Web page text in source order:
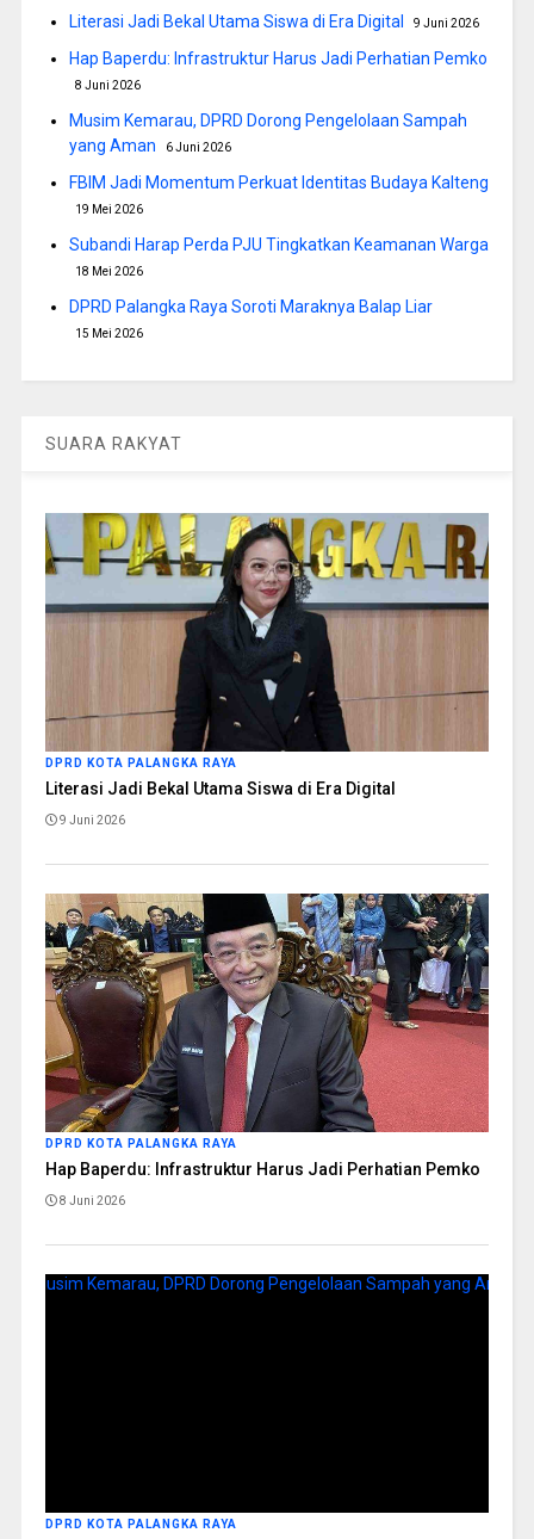
Literasi Jadi Bekal Utama Siswa di Era Digital 9 Juni 2026
Hap Baperdu: Infrastruktur Harus Jadi Perhatian Pemko
8 Juni 2026
Musim Kemarau, DPRD Dorong Pengelolaan Sampah
yang Aman
6 Juni 2026
FBIM Jadi Momentum Perkuat Identitas Budaya Kalteng
19 Mei 2026
Subandi Harap Perda PJU Tingkatkan Keamanan Warga
18 Mei 2026
DPRD Palangka Raya Soroti Maraknya Balap Liar
15 Mei 2026
SUARA RAKYAT
DPRD KOTA PALANGKA RAYA
Literasi Jadi Bekal Utama Siswa di Era Digital
9 Juni 2026
DPRD KOTA PALANGKA RAYA
Hap Baperdu: Infrastruktur Harus Jadi Perhatian Pemko
8 Juni 2026
DPRD KOTA PALANGKA RAYA